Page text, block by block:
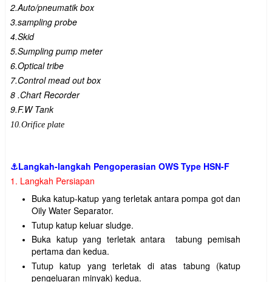
2.Auto/pneumatik box
3.sampling probe
4.Skid
5.Sumpling pump meter
6.Optical tribe
7.Control mead out box
8 .Chart Recorder
9.F.W Tank
10.Orifice plate
⚓Langkah-langkah Pengoperasian OWS Type HSN-F
1. Langkah Persiapan
Buka katup-katup yang terletak antara pompa got dan
Oily Water Separator.
Tutup katup keluar sludge.
Buka katup yang terletak antara tabung pemisah
pertama dan kedua.
Tutup katup yang terletak di atas tabung (katup
pengeluaran minyak) kedua.